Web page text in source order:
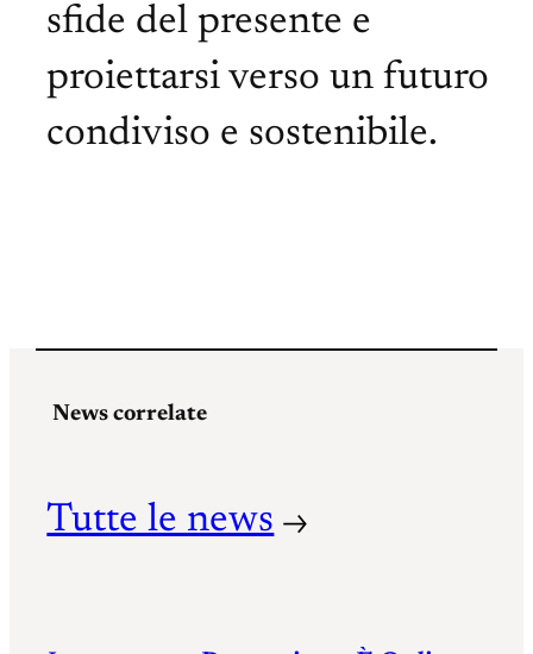
sfide del presente e
proiettarsi verso un futuro
condiviso e sostenibile.
News correlate
Tutte le news